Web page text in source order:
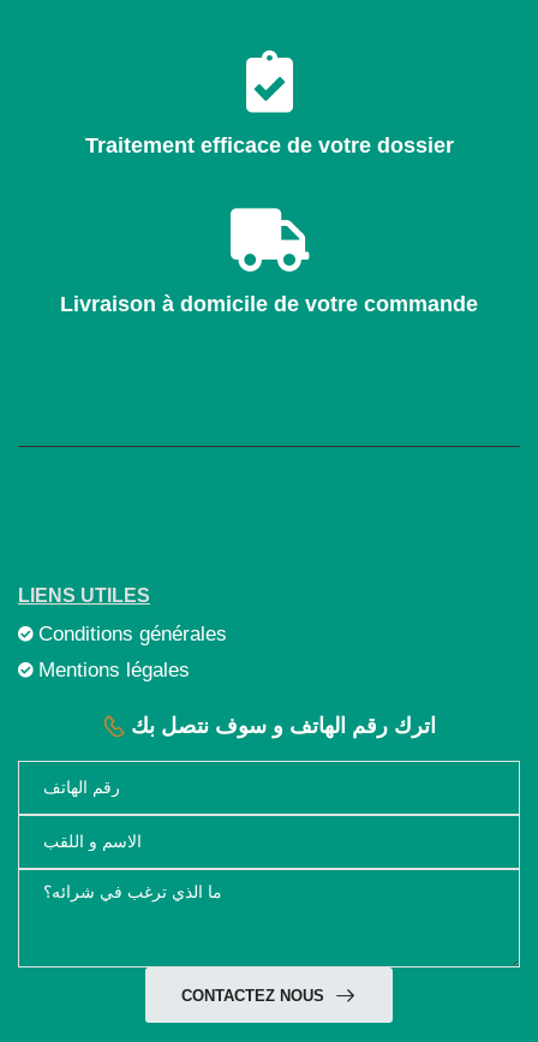
Traitement efficace de votre dossier
Livraison à domicile de votre commande
LIENS UTILES
Conditions générales
Mentions légales
اترك رقم الهاتف و سوف نتصل بك
CONTACTEZ NOUS